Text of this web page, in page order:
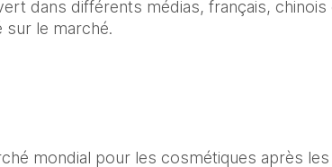
dans différents médias, français, chinois
sur le marché.
mondial pour les cosmétiques après